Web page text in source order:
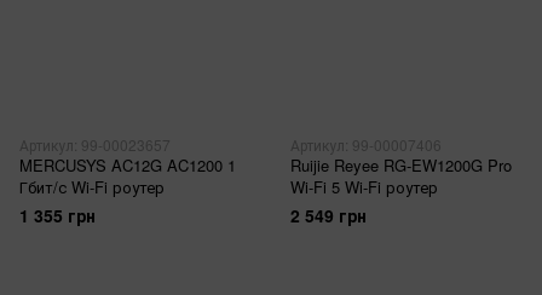
Артикул: 99-00023657
MERCUSYS AC12G AC1200 1
Гбит/с Wi-Fi роутер
1 355 грн
Артикул: 99-00007406
Ruijie Reyee RG-EW1200G Pro
Wi-Fi 5 Wi-Fi роутер
2 549 грн